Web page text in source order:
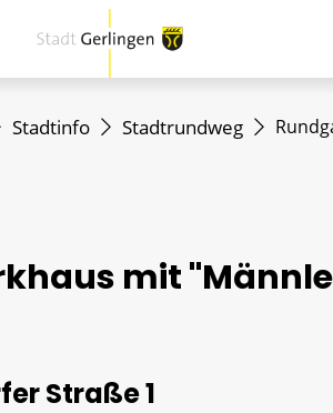
Stadtinfo Stadtrundweg
mit
Straße 1